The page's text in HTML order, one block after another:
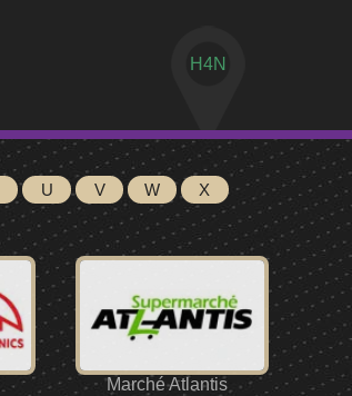
H4N
U V W X
Marché Atlantis